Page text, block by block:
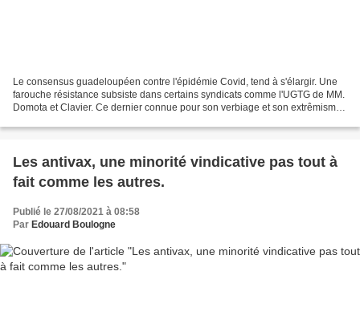
Le consensus guadeloupéen contre l'épidémie Covid, tend à s'élargir. Une
farouche résistance subsiste dans certains syndicats comme l'UGTG de MM.
Domota et Clavier. Ce dernier connue pour son verbiage et son extrêmisme
Les antivax, une minorité vindicative pas tout à
fait comme les autres.
Publié le 27/08/2021 à 08:58
Par Edouard Boulogne